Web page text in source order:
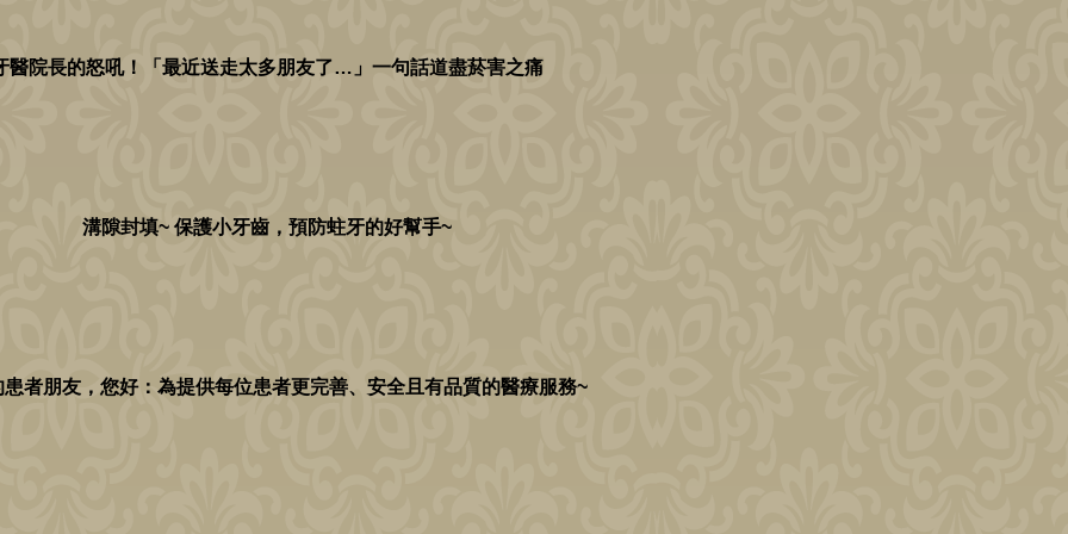
醫院長的怒吼！「最近送走太多朋友了…」一句話道盡菸害之痛
溝隙封填~ 保護小牙齒，預防蛀牙的好幫手~
者朋友，您好：為提供每位患者更完善、安全且有品質的醫療服務~